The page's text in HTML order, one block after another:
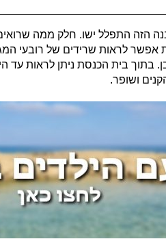
יש הטוענים שבמבנה הזה התפלל ישו.
אפשר לראות שרידים של רובעי
בתוך בית הכנסת ניתן לראות עד
ושופר.